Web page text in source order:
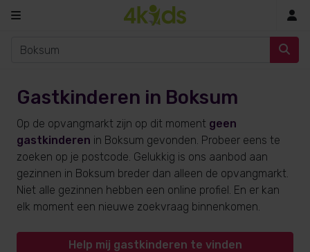
Gastkinderen in Boksum
Op de opvangmarkt zijn op dit moment geen
gastkinderen in Boksum gevonden. Probeer eens te
zoeken op je postcode. Gelukkig is ons aanbod aan
gezinnen in Boksum breder dan alleen de opvangmarkt.
Niet alle gezinnen hebben een online profiel. En er kan
elk moment een nieuwe zoekvraag binnenkomen.
Help mij gastkinderen te vinden